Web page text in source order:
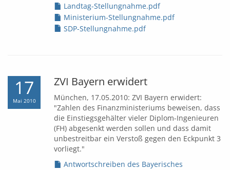
Landtag-Stellungnahme.pdf
Ministerium-Stellungnahme.pdf
SDP-Stellungnahme.pdf
17
Mai 2010
ZVI Bayern erwidert
München, 17.05.2010: ZVI Bayern erwidert:
"Zahlen des Finanzministeriums beweisen, dass
die Einstiegsgehälter vieler Diplom-Ingenieuren
(FH) abgesenkt werden sollen und dass damit
unbestreitbar ein Verstoß gegen den Eckpunkt 3
vorliegt."
Antwortschreiben des Bayerisches